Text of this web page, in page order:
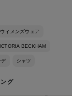
ウィメンズウェア
BECKHAM
デ シャツ
グ